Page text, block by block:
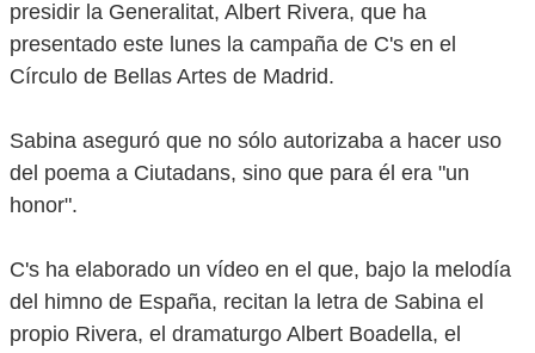
presidir la Generalitat, Albert Rivera, que ha
presentado este lunes la campaña de C's en el
Círculo de Bellas Artes de Madrid.
Sabina aseguró que no sólo autorizaba a hacer uso
del poema a Ciutadans, sino que para él era "un
honor".
C's ha elaborado un vídeo en el que, bajo la melodía
del himno de España, recitan la letra de Sabina el
propio Rivera, el dramaturgo Albert Boadella, el